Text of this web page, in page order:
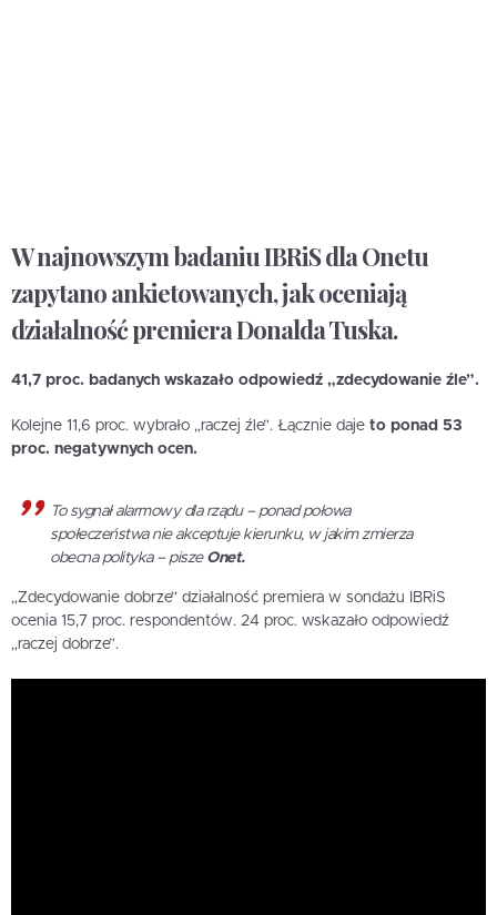
W najnowszym badaniu IBRiS dla Onetu
zapytano ankietowanych, jak oceniają
działalność premiera Donalda Tuska.
41,7 proc. badanych wskazało odpowiedź „zdecydowanie źle”.
Kolejne 11,6 proc. wybrało „raczej źle”. Łącznie daje to ponad 53
proc. negatywnych ocen.
To sygnał alarmowy dla rządu – ponad połowa
społeczeństwa nie akceptuje kierunku, w jakim zmierza
obecna polityka – pisze Onet.
„Zdecydowanie dobrze” działalność premiera w sondażu IBRiS
ocenia 15,7 proc. respondentów. 24 proc. wskazało odpowiedź
„raczej dobrze”.